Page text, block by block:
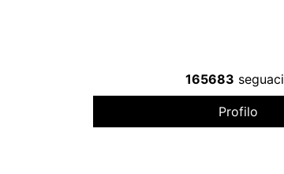
165683 seguaci
Profilo